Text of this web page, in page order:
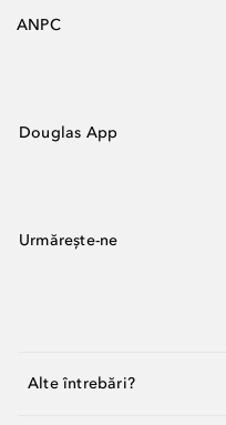
ANPC
Douglas App
Urmărește-ne
Alte întrebări?